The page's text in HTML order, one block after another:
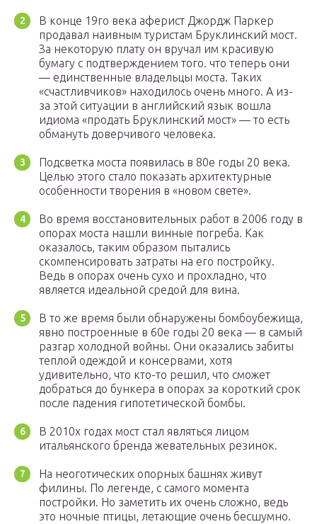
В конце 19го века аферист Джордж Паркер
продавал наивным туристам Бруклинский мост.
За некоторую плату он вручал им красивую
бумагу с подтверждением того. что теперь они
— единственные владельцы моста. Таких
«счастливчиков» находилось очень много. А из-
за этой ситуации в английский язык вошла
идиома «продать Бруклинский мост» — то есть
обмануть доверчивого человека.
Подсветка моста появилась в 80е годы 20 века.
Целью этого стало показать архитектурные
особенности творения в «новом свете».
Во время восстановительных работ в 2006 году в
опорах моста нашли винные погреба. Как
оказалось, таким образом пытались
скомпенсировать затраты на его постройку.
Ведь в опорах очень сухо и прохладно, что
является идеальной средой для вина.
В то же время были обнаружены бомбоубежища,
явно построенные в 60е годы 20 века — в самый
разгар холодной войны. Они оказались забиты
теплой одеждой и консервами, хотя
удивительно, что кто-то решил, что сможет
добраться до бункера в опорах за короткий срок
после падения гипотетической бомбы.
В 2010х годах мост стал являться лицом
итальянского бренда жевательных резинок.
На неоготических опорных башнях живут
филины. По легенде, с самого момента
постройки. Но заметить их очень сложно, ведь
это ночные птицы, летающие очень бесшумно.